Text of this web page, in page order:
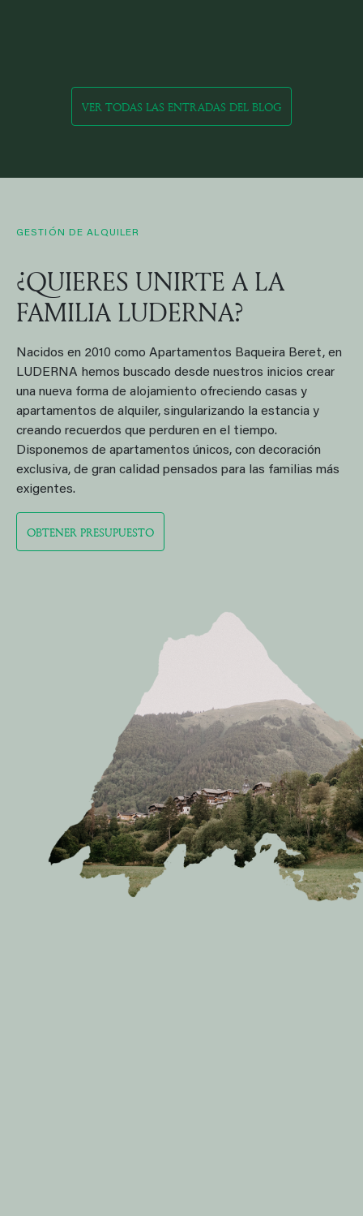
VER TODAS LAS ENTRADAS DEL BLOG
GESTIÓN DE ALQUILER
¿QUIERES UNIRTE A LA
FAMILIA LUDERNA?
Nacidos en 2010 como Apartamentos Baqueira Beret, en
LUDERNA hemos buscado desde nuestros inicios crear
una nueva forma de alojamiento ofreciendo casas y
apartamentos de alquiler, singularizando la estancia y
creando recuerdos que perduren en el tiempo.
Disponemos de apartamentos únicos, con decoración
exclusiva, de gran calidad pensados para las familias más
exigentes.
OBTENER PRESUPUESTO